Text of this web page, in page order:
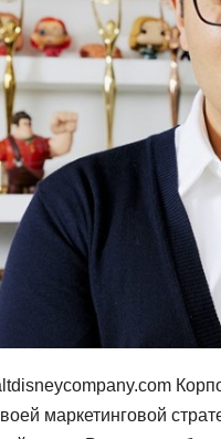
маркетинговой